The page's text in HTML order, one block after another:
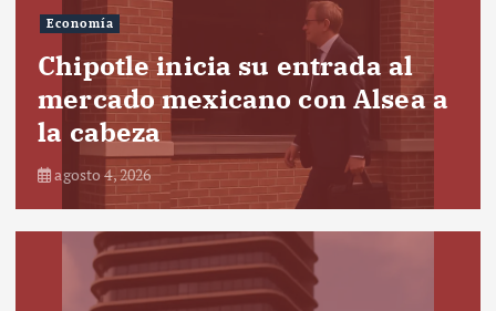
Economía
Chipotle inicia su entrada al
mercado mexicano con Alsea a
la cabeza
agosto 4, 2026